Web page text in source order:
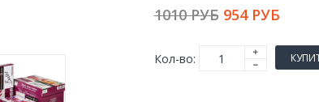
1010 РУБ 954 РУБ
Кол-во: